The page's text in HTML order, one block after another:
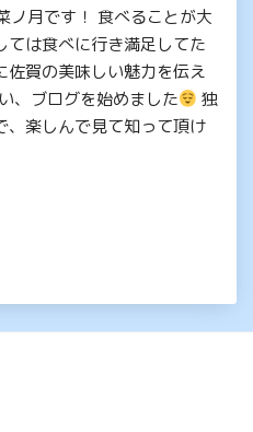
ノ月です！ 食べることが大
は食べに行き満足してた
佐賀の美味しい魅力を伝え
、ブログを始めました
独
、楽しんで見て知って頂け